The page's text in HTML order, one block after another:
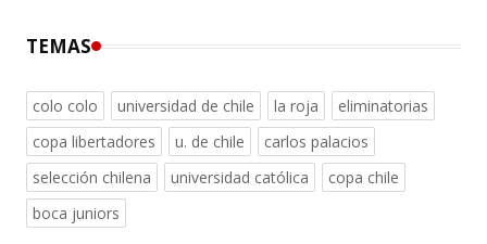
TEMAS
colo colo universidad de chile la roja
eliminatorias
copa libertadores
u. de chile
carlos palacios
selección chilena
universidad católica
copa chile
boca juniors